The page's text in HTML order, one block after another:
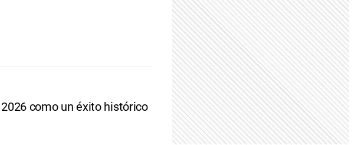
como un éxito histórico